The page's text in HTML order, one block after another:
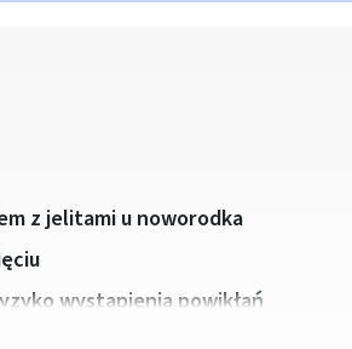
z jelitami u noworodka
wystąpienia powikłań